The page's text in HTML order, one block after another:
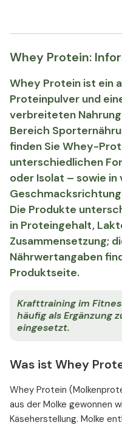
Whey Protein:
Whey Protein ist ein
Proteinpulver und
verbreiteten
Bereich
finden Sie Whey-
unterschiedlichen
oder Isolat – sowie
Die Produkte
in Proteingehalt,
Zusammensetzung;
Nährwertangaben
Produktseite.
Krafttraining im
häufig als Ergänzung
eingesetzt.
Was ist Whey
Whey Protein
aus der Molke gewonnen
Käseherstellung. Molke